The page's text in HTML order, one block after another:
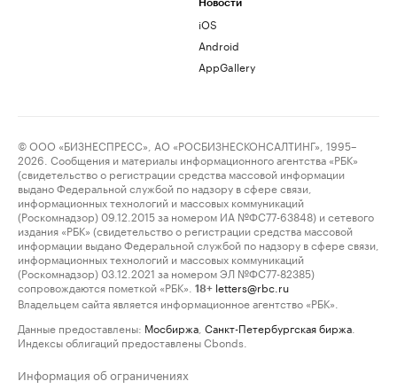
Новости
iOS
Android
AppGallery
© ООО «БИЗНЕСПРЕСС», АО «РОСБИЗНЕСКОНСАЛТИНГ», 1995–
2026. Сообщения и материалы информационного агентства «РБК»
(свидетельство о регистрации средства массовой информации
выдано Федеральной службой по надзору в сфере связи,
информационных технологий и массовых коммуникаций
(Роскомнадзор) 09.12.2015 за номером ИА №ФС77-63848) и сетевого
издания «РБК» (свидетельство о регистрации средства массовой
информации выдано Федеральной службой по надзору в сфере связи,
информационных технологий и массовых коммуникаций
(Роскомнадзор) 03.12.2021 за номером ЭЛ №ФС77-82385)
сопровождаются пометкой «РБК».
18+ letters@rbc.ru
Владельцем сайта является информационное агентство «РБК».
Данные предоставлены: Мосбиржа Санкт-Петербургская биржа
Индексы облигаций предоставлены Cbonds.
Информация об ограничениях